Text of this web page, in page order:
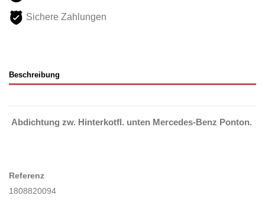
Sichere Zahlungen
Beschreibung
Abdichtung zw. Hinterkotfl. unten Mercedes-Benz Ponton.
Referenz
1808820094